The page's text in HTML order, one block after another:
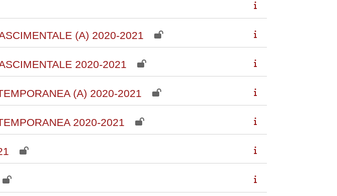
(A) 2020-2021
2020-2021
(A) 2020-2021
2020-2021